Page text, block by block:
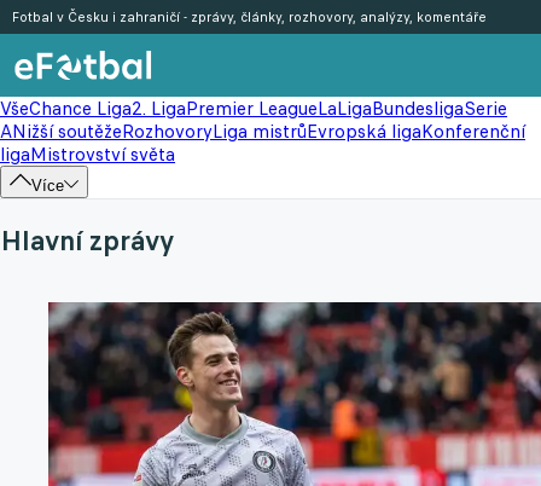
VšeChance Liga2. LigaPremier LeagueLaLigaBundesligaSerie
ANižší soutěžeRozhovoryLiga mistrůEvropská ligaKonferenční
ligaMistrovství světa
Více
Fotbal v Česku i zahraničí - zprávy, články, rozhovory, analýzy, komentáře
Hlavní zprávy